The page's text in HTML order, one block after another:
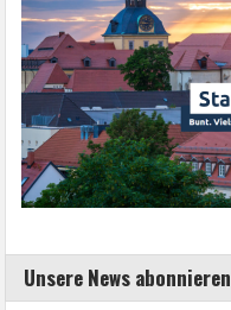
Unsere News abonnieren